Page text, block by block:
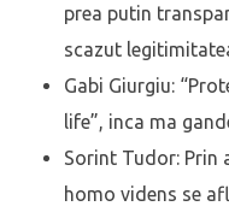
prea putin
scazut
Gabi Giurgiu:
life”, inca ma
Sorint Tudor: Prin
homo videns se